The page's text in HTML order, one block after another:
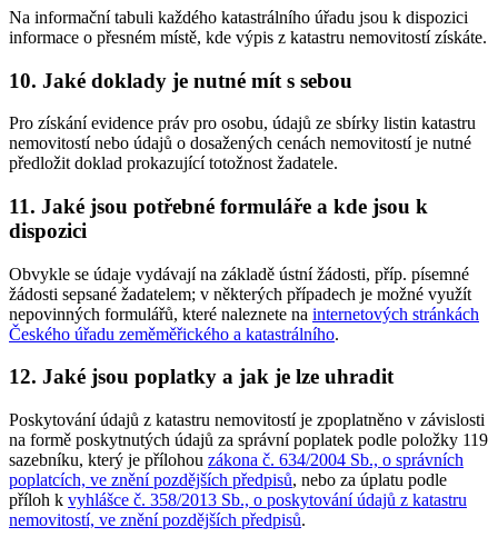
Na informační tabuli každého katastrálního úřadu jsou k dispozici
informace o přesném místě, kde výpis z katastru nemovitostí získáte.
10. Jaké doklady je nutné mít s sebou
Pro získání evidence práv pro osobu, údajů ze sbírky listin katastru
nemovitostí nebo údajů o dosažených cenách nemovitostí je nutné
předložit doklad prokazující totožnost žadatele.
11. Jaké jsou potřebné formuláře a kde jsou k
dispozici
Obvykle se údaje vydávají na základě ústní žádosti, příp. písemné
žádosti sepsané žadatelem; v některých případech je možné využít
nepovinných formulářů, které naleznete na internetových stránkách
Českého úřadu zeměměřického a katastrálního.
12. Jaké jsou poplatky a jak je lze uhradit
Poskytování údajů z katastru nemovitostí je zpoplatněno v závislosti
na formě poskytnutých údajů za správní poplatek podle položky 119
sazebníku, který je přílohou zákona č. 634/2004 Sb., o správních
poplatcích, ve znění pozdějších předpisů, nebo za úplatu podle
příloh k vyhlášce č. 358/2013 Sb., o poskytování údajů z katastru
nemovitostí, ve znění pozdějších předpisů.